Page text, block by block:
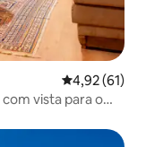
4,92 de uma
4,92 (61)
vista para o